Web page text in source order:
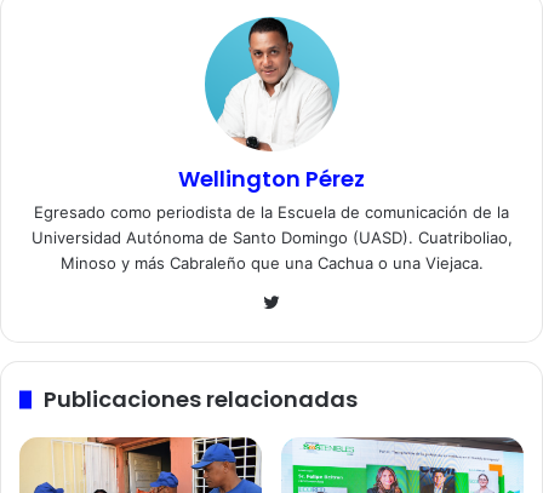
Wellington Pérez
Egresado como periodista de la Escuela de comunicación de la
Universidad Autónoma de Santo Domingo (UASD). Cuatriboliao,
Minoso y más Cabraleño que una Cachua o una Viejaca.
Twitter
Publicaciones relacionadas